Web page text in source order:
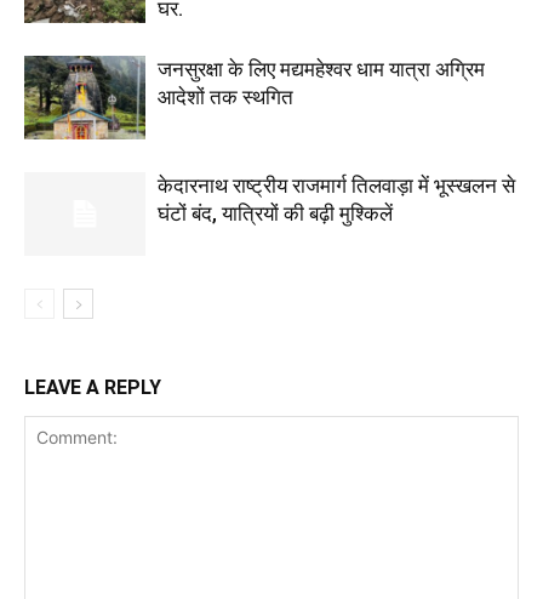
घर.
जनसुरक्षा के लिए मद्यमहेश्वर धाम यात्रा अग्रिम
आदेशों तक स्थगित
केदारनाथ राष्ट्रीय राजमार्ग तिलवाड़ा में भूस्खलन से
घंटों बंद, यात्रियों की बढ़ी मुश्किलें
LEAVE A REPLY